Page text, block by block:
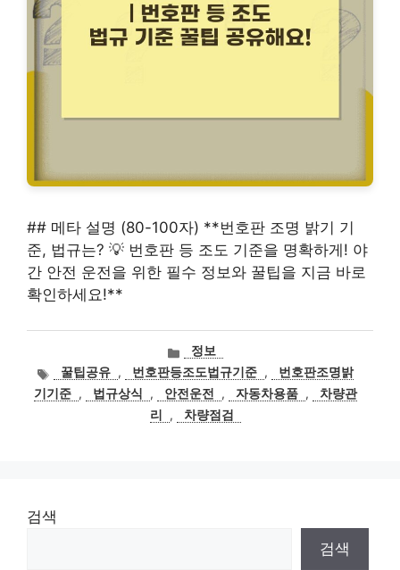
## 메타 설명 (80-100자) **번호판 조명 밝기 기
준, 법규는? 💡 번호판 등 조도 기준을 명확하게! 야
간 안전 운전을 위한 필수 정보와 꿀팁을 지금 바로
확인하세요!**
카
테
고
리
정보
태
그
꿀팁공유 , 번호판등조도법규기준 ,
번호판조명밝
기기준 , 법규상식 , 안전운전 , 자동차용품 ,
차량관
리
, 차량점검
검색
검색